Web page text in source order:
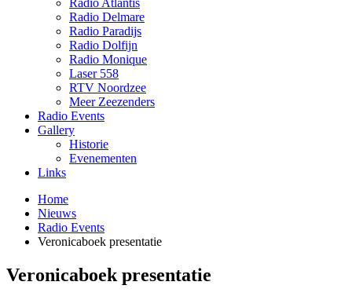
Radio Atlantis
Radio Delmare
Radio Paradijs
Radio Dolfijn
Radio Monique
Laser 558
RTV Noordzee
Meer Zeezenders
Radio Events
Gallery
Historie
Evenementen
Links
Home
Nieuws
Radio Events
Veronicaboek presentatie
Veronicaboek presentatie